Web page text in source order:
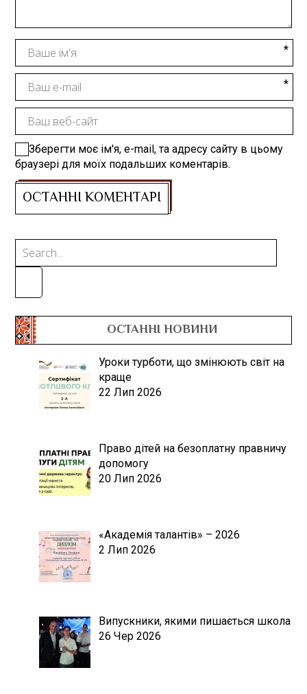
Зберегти моє ім'я, e-mail, та адресу сайту в цьому
браузері для моїх подальших коментарів.
ОСТАННІ НОВИНИ
Уроки турботи, що змінюють світ на
краще
22 Лип 2026
Право дітей на безоплатну правничу
допомогу
20 Лип 2026
«Академія талантів» – 2026
2 Лип 2026
Випускники, якими пишається школа
26 Чер 2026